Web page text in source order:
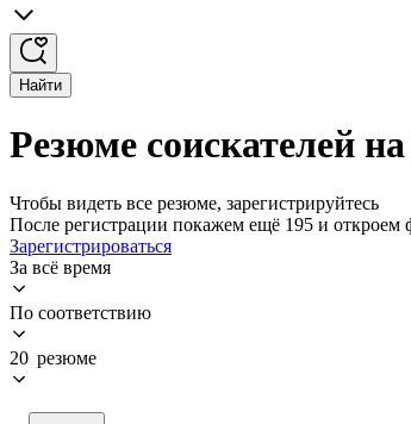
Найти
Резюме соискателей
Чтобы видеть все резюме, зарегистрируйтесь
После регистрации покажем ещё 195 и откроем
Зарегистрироваться
За всё время
По соответствию
20 резюме